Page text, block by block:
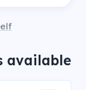
available